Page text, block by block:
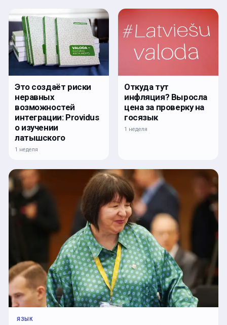
Это создаёт риски
неравных
возможностей
интеграции: Providus
о изучении
латышского
1 неделя
Откуда тут
инфляция? Выросла
цена за проверку на
госязык
1 неделя
ЯЗЫК